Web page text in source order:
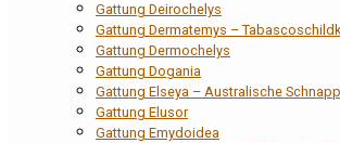
Gattung Deirochelys
Gattung Dermatemys –
Gattung Dermochelys
Gattung Dogania
Gattung Elseya – Australische
Gattung Elusor
Gattung Emydoidea